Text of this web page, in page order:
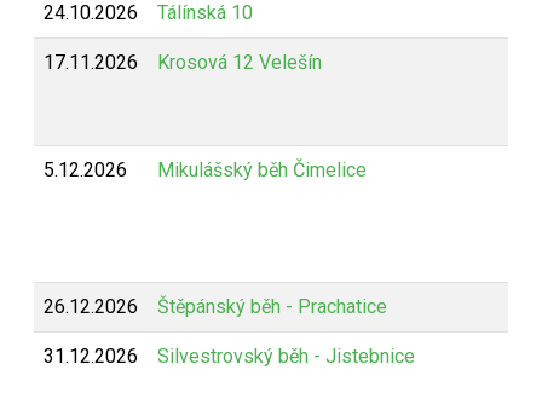
24.10.2026 Tálínská 10
17.11.2026 Krosová 12 Velešín
5.12.2026 Mikulášský běh Čimelice
26.12.2026 Štěpánský běh - Prachatice
31.12.2026 Silvestrovský běh - Jistebnice